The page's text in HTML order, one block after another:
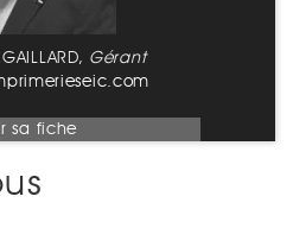
Gérant
sa fiche